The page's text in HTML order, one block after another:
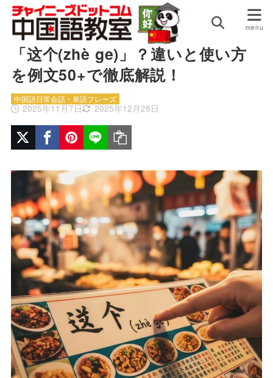
HOME 中国語日常会話・単語フレーズ
中国語の「これ」は「这(zhè)」？
「这个(zhè ge)」？違いと使い方
を例文50+で徹底解説！
2025年11月7日 2025年12月28日
中国語日常会話・単語フレーズ